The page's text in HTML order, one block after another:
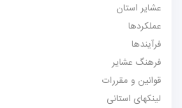
عشایر استان
عملکردها
فرآیندها
فرهنگ عشایر
قوانین و مقررات
لینکهای استانی